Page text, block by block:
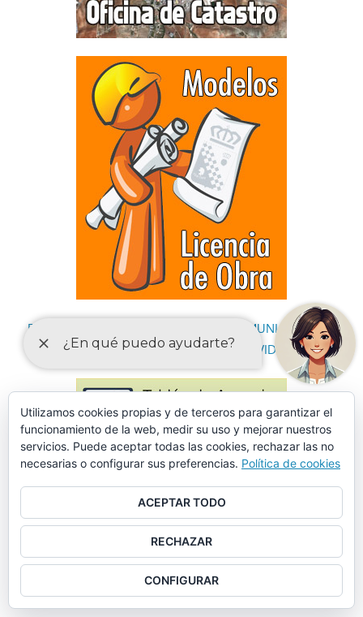
DECLARACIONES RESPONSABLES Y COMUNICACIONES
PREVIAS PARA EL EJERCICIO DE ACTIVIDADES
Utilizamos cookies propias y de terceros para garantizar el
funcionamiento de la web, medir su uso y mejorar nuestros
servicios. Puede aceptar todas las cookies, rechazar las no
necesarias o configurar sus preferencias. Política de cookies
ACEPTAR TODO
RECHAZAR
CONFIGURAR